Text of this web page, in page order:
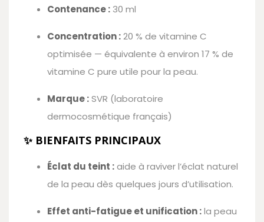
Contenance : 30 ml
Concentration :20 % de vitamine C
optimisée — équivalente à environ 17 % de
vitamine C pure utile pour la peau.
Marque :SVR (laboratoire
dermocosmétique français)
✨ BIENFAITS PRINCIPAUX
Éclat du teint :aide à raviver l’éclat naturel
de la peau dès quelques jours d’utilisation.
Effet anti-fatigue et unification :la peau